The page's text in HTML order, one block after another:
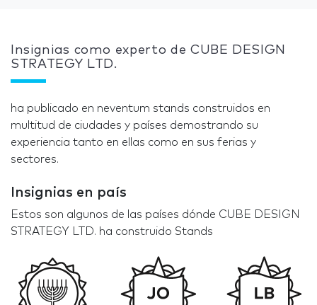
Insignias como experto de CUBE DESIGN
STRATEGY LTD.
ha publicado en neventum stands construidos en
multitud de ciudades y países demostrando su
experiencia tanto en ellas como en sus ferias y
sectores.
Insignias en país
Estos son algunos de las países dónde CUBE DESIGN
STRATEGY LTD. ha construido Stands